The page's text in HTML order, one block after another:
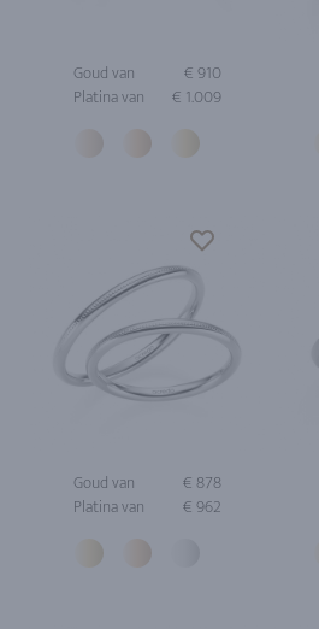
Goud van
€ 910
Platina van
€ 1.009
Goud van
€ 878
Platina van
€ 962